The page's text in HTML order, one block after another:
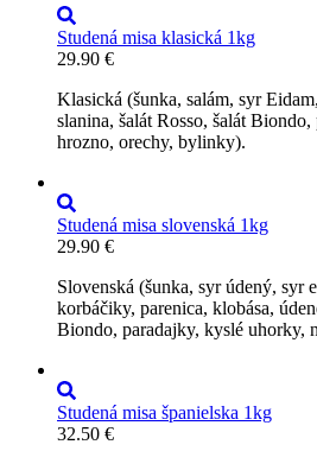
Studená misa klasická 1kg
29.90 €
Klasická (šunka, salám, syr
slanina, šalát Rosso, šalát
hrozno, orechy, bylinky).
Studená misa slovenská 1kg
29.90 €
Slovenská (šunka, syr údený, syr
korbáčiky, parenica, klobása,
Biondo, paradajky, kyslé uhorky,
Studená misa španielska 1kg
32.50 €